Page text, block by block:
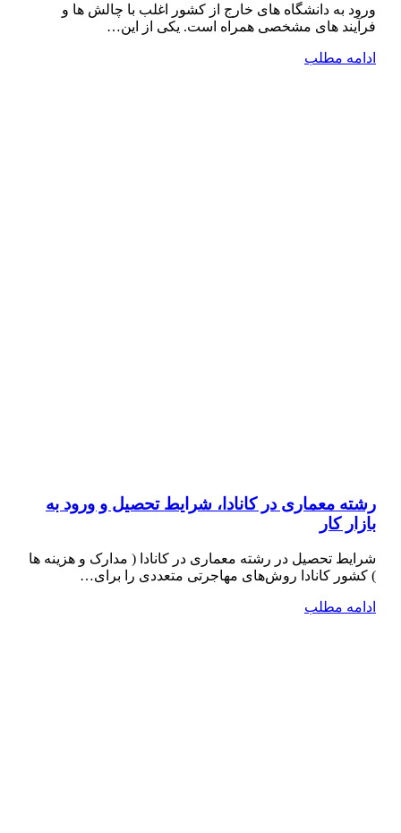
ورود به دانشگاه ‌های خارج از کشور اغلب با چالش ‌ها و
فرآیند های مشخصی همراه است. یکی از این…
ادامه مطلب
رشته معماری در کانادا، شرایط تحصیل و ورود به
بازار کار
شرایط تحصیل در رشته معماری در کانادا ( مدارک و هزینه ها
) کشور کانادا روش‌های مهاجرتی متعددی را برای…
ادامه مطلب